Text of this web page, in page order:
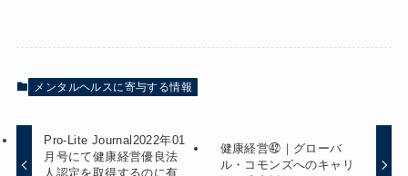
メンタルヘルスに寄与する情報
Pro-Lite Journal2022年01
月号にて健康経営優良法
人認定を取得するのに有
健康経営㊷｜グローバ
ル・コモンズへのキャリ